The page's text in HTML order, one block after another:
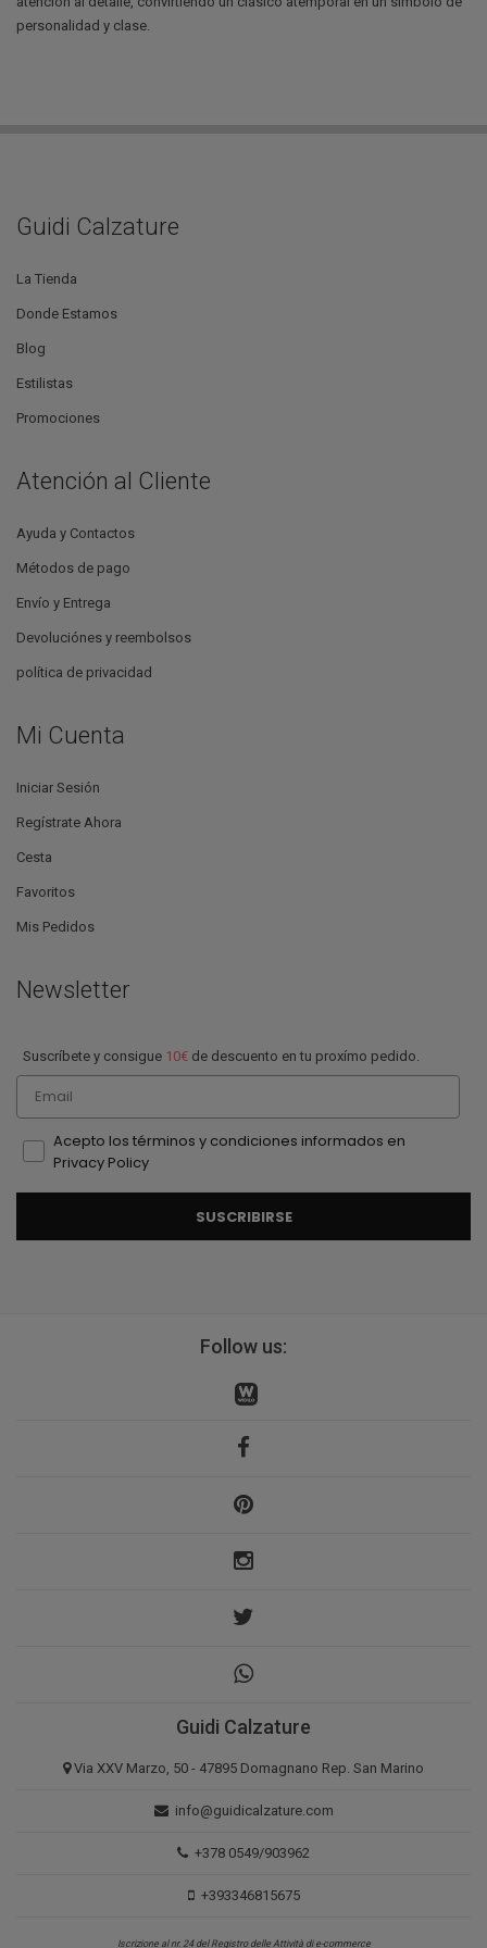
personalidad y clase.
Guidi Calzature
La Tienda
Donde Estamos
Blog
Estilistas
Promociones
Atención al Cliente
Ayuda y Contactos
Métodos de pago
Envío y Entrega
Devoluciónes y reembolsos
política de privacidad
Mi Cuenta
Iniciar Sesión
Regístrate Ahora
Cesta
Favoritos
Mis Pedidos
Newsletter
Suscríbete y consigue 10€ de descuento en tu proxímo pedido.
Email
Acepto los términos y condiciones informados en
Privacy Policy
SUSCRIBIRSE
Follow us:
Guidi Calzature
Via XXV Marzo, 50 - 47895 Domagnano Rep. San Marino
info@guidicalzature.com
+378 0549/903962
+393346815675
Iscrizione al nr. 24 del Registro delle Attività di e-commerce